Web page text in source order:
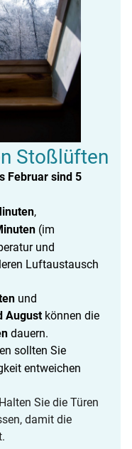
Stoßlüften
Februar sind 5
,
(im
und
Luftaustausch
und
Augustkönnen die
dauern.
sollten Sie
entweichen
Sie die Türen
damit die